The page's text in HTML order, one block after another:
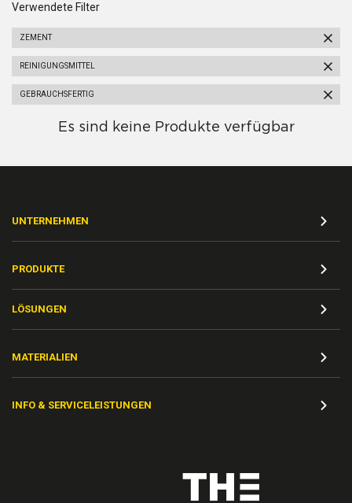
Verwendete Filter
ZEMENT
REINIGUNGSMITTEL
GEBRAUCHSFERTIG
Es sind keine Produkte verfügbar
UNTERNEHMEN
PRODUKTE
LÖSUNGEN
MATERIALIEN
INFO & SERVICELEISTUNGEN